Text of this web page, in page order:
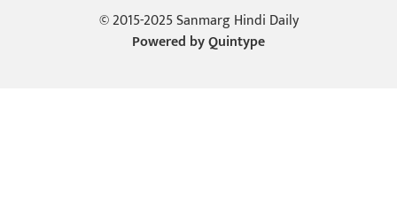
© 2015-2025 Sanmarg Hindi Daily
Powered byQuintype